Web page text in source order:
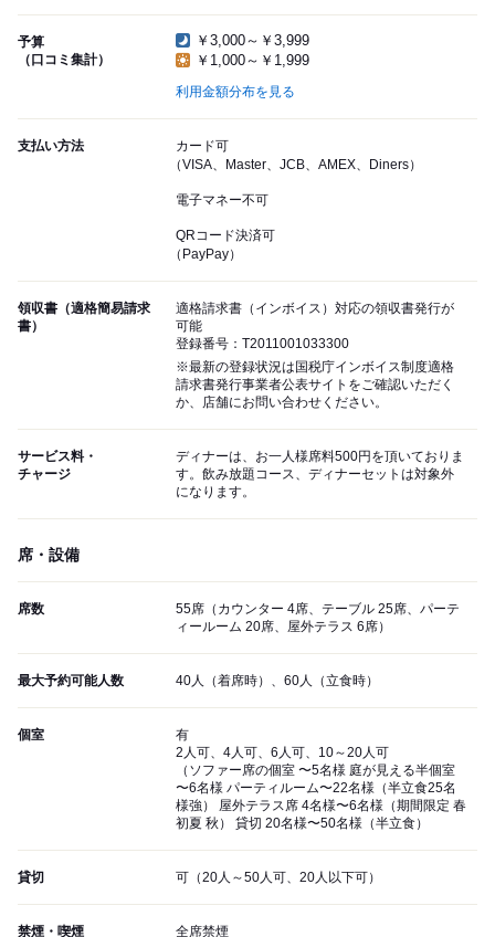
予算
（口コミ集計）
￥3,000～￥3,999
￥1,000～￥1,999
利用金額分布を見る
支払い方法
カード可
（VISA、Master、JCB、AMEX、Diners）
電子マネー不可
QRコード決済可
（PayPay）
領収書（適格簡易請求
書）
適格請求書（インボイス）対応の領収書発行が
可能
登録番号：T2011001033300
※最新の登録状況は国税庁インボイス制度適格
請求書発行事業者公表サイトをご確認いただく
か、店舗にお問い合わせください。
サービス料・
チャージ
ディナーは、お一人様席料500円を頂いておりま
す。飲み放題コース、ディナーセットは対象外
になります。
席・設備
席数
55席（カウンター 4席、テーブル 25席、パーテ
ィールーム 20席、屋外テラス 6席）
最大予約可能人数 40人（着席時）、60人（立食時）
個室
有
2人可、4人可、6人可、10～20人可
（ソファー席の個室 〜5名様 庭が見える半個室
〜6名様 パーティルーム〜22名様（半立食25名
様強） 屋外テラス席 4名様〜6名様（期間限定 春
初夏 秋） 貸切 20名様〜50名様（半立食）
貸切 可（20人～50人可、20人以下可）
禁煙・喫煙 全席禁煙